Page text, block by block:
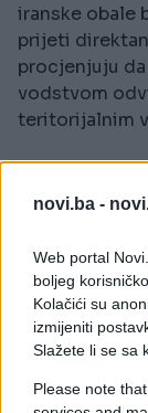
novi.ba -
Web portal
boljeg
Kolačići su
izmijeniti
Slažete li se sa
Please note
iranske obale
prijeti
procjenjuju
vodstvom
teritorijalnim
Prije izbijanja
svakodnevno
akcije pod
tajnosti i s
analitičari
nezavisno
uspješno